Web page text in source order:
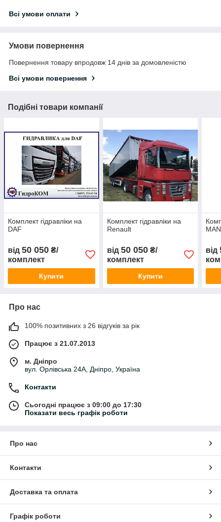
Всі умови оплати
Умови повернення
Повернення товару впродовж 14 днів за домовленістю
Всі умови повернення
Подібні товари компанії
Комплект гідравліки на
DAF
від 50 050 ₴/
комплект
Купити
Комплект гідравліки на
Renault
від 50 050₴/
комплект
Купити
MAN
від
Про нас
100% позитивних з 26 відгуків за рік
Працює з 21.07.2013
м. Дніпро
вул. Орлівська 24А, Дніпро, Україна
Контакти
Сьогодні працює з 09:00 до 17:30
Показати весь графік роботи
Про нас
Контакти
Доставка та оплата
Графік роботи